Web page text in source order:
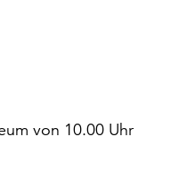
von 10.00 Uhr